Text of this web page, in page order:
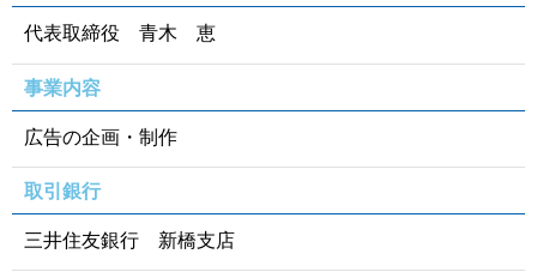
代表取締役 青木 恵
事業内容
広告の企画・制作
取引銀行
三井住友銀行 新橋支店